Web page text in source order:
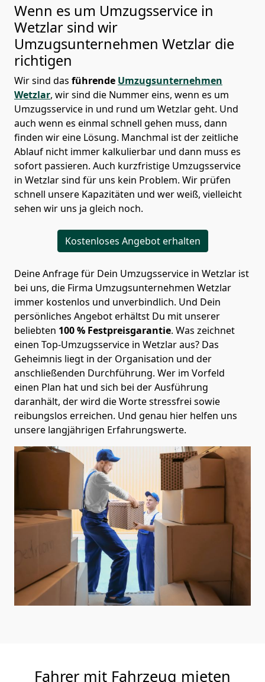
Wenn es um Umzugsservice in
Wetzlar sind wir
Umzugsunternehmen Wetzlar die
richtigen
Wir sind das führende Umzugsunternehmen
Wetzlar, wir sind die Nummer eins, wenn es um
Umzugsservice in und rund um Wetzlar geht. Und
auch wenn es einmal schnell gehen muss, dann
finden wir eine Lösung. Manchmal ist der zeitliche
Ablauf nicht immer kalkulierbar und dann muss es
sofort passieren. Auch kurzfristige Umzugsservice
in Wetzlar sind für uns kein Problem. Wir prüfen
schnell unsere Kapazitäten und wer weiß, vielleicht
sehen wir uns ja gleich noch.
Kostenloses Angebot erhalten
Deine Anfrage für Dein Umzugsservice in Wetzlar ist
bei uns, die Firma Umzugsunternehmen Wetzlar
immer kostenlos und unverbindlich. Und Dein
persönliches Angebot erhältst Du mit unserer
beliebten 100 % Festpreisgarantie. Was zeichnet
einen Top-Umzugsservice in Wetzlaraus? Das
Geheimnis liegt in der Organisation und der
anschließenden Durchführung. Wer im Vorfeld
einen Plan hat und sich bei der Ausführung
daranhält, der wird die Worte stressfrei sowie
reibungslos erreichen. Und genau hier helfen uns
unsere langjährigen Erfahrungswerte.
Fahrer mit Fahrzeug mieten